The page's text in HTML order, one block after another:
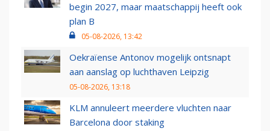
begin 2027, maar maatschappij heeft ook
plan B
05-08-2026, 13:42
Oekraïense Antonov mogelijk ontsnapt
aan aanslag op luchthaven Leipzig
05-08-2026, 13:18
KLM annuleert meerdere vluchten naar
Barcelona door staking